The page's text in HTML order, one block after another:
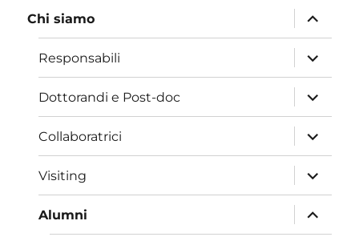
Chi siamo
apri
i
menu
child
Responsabili
apri
i
menu
child
Dottorandi e Post-doc
apri
i
menu
child
Collaboratrici
apri
i
menu
child
Visiting
apri
i
menu
child
Alumni
apri
i
menu